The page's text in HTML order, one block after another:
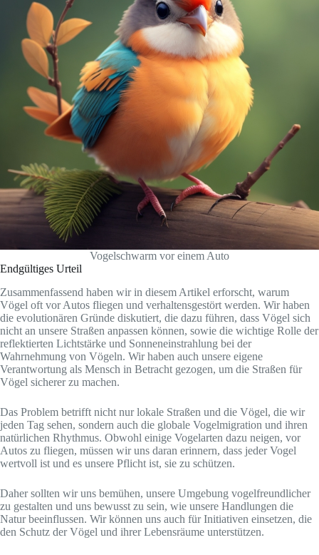
Vogelschwarm vor einem Auto
Endgültiges Urteil
Zusammenfassend haben wir in diesem Artikel erforscht, warum
Vögel oft vor Autos fliegen und verhaltensgestört werden. Wir haben
die evolutionären Gründe diskutiert, die dazu führen, dass Vögel sich
nicht an unsere Straßen anpassen können, sowie die wichtige Rolle der
reflektierten Lichtstärke und Sonneneinstrahlung bei der
Wahrnehmung von Vögeln. Wir haben auch unsere eigene
Verantwortung als Mensch in Betracht gezogen, um die Straßen für
Vögel sicherer zu machen.
Das Problem betrifft nicht nur lokale Straßen und die Vögel, die wir
jeden Tag sehen, sondern auch die globale Vogelmigration und ihren
natürlichen Rhythmus. Obwohl einige Vogelarten dazu neigen, vor
Autos zu fliegen, müssen wir uns daran erinnern, dass jeder Vogel
wertvoll ist und es unsere Pflicht ist, sie zu schützen.
Daher sollten wir uns bemühen, unsere Umgebung vogelfreundlicher
zu gestalten und uns bewusst zu sein, wie unsere Handlungen die
Natur beeinflussen. Wir können uns auch für Initiativen einsetzen, die
den Schutz der Vögel und ihrer Lebensräume unterstützen.